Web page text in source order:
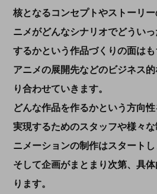
核となるコンセプトやストーリ
ニメがどんなシナリオでどうい
するかという作品づくりの面は
アニメの展開先などのビジネス
り合わせていきます。
どんな作品を作るかという方向
実現するためのスタッフや様々
ニメーションの制作はスタートし
そして企画がまとまり次第、具
ります。